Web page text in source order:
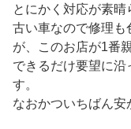
とにかく対応が素晴
古い車なので修理も
が、このお店が1番
できるだけ要望に
す。
なおかついちばん安